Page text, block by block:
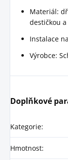
Materiál:
destičkou
Instalace
Výrobce:
Doplňkové
Kategorie:
Hmotnost: